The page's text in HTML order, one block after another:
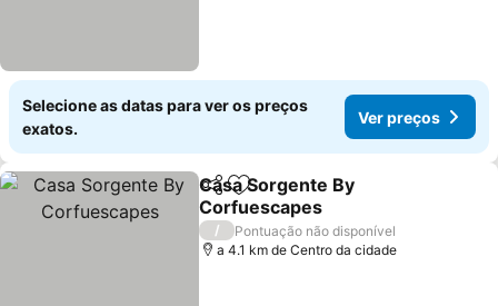
Selecione as datas para ver os preços
exatos.
Ver preços
PartilharAdicionar aos favoritos
Casa Sorgente By
Corfuescapes
/
Pontuação não disponível
a 4.1 km de Centro da cidade